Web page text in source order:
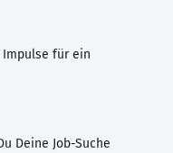
für ein
Deine Job-Suche